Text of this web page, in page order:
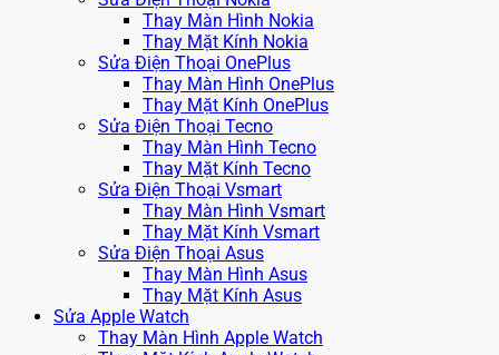
Thay Màn Hình Nokia
Thay Mặt Kính Nokia
Sửa Điện Thoại OnePlus
Thay Màn Hình OnePlus
Thay Mặt Kính OnePlus
Sửa Điện Thoại Tecno
Thay Màn Hình Tecno
Thay Mặt Kính Tecno
Sửa Điện Thoại Vsmart
Thay Màn Hình Vsmart
Thay Mặt Kính Vsmart
Sửa Điện Thoại Asus
Thay Màn Hình Asus
Thay Mặt Kính Asus
Sửa Apple Watch
Thay Màn Hình Apple Watch